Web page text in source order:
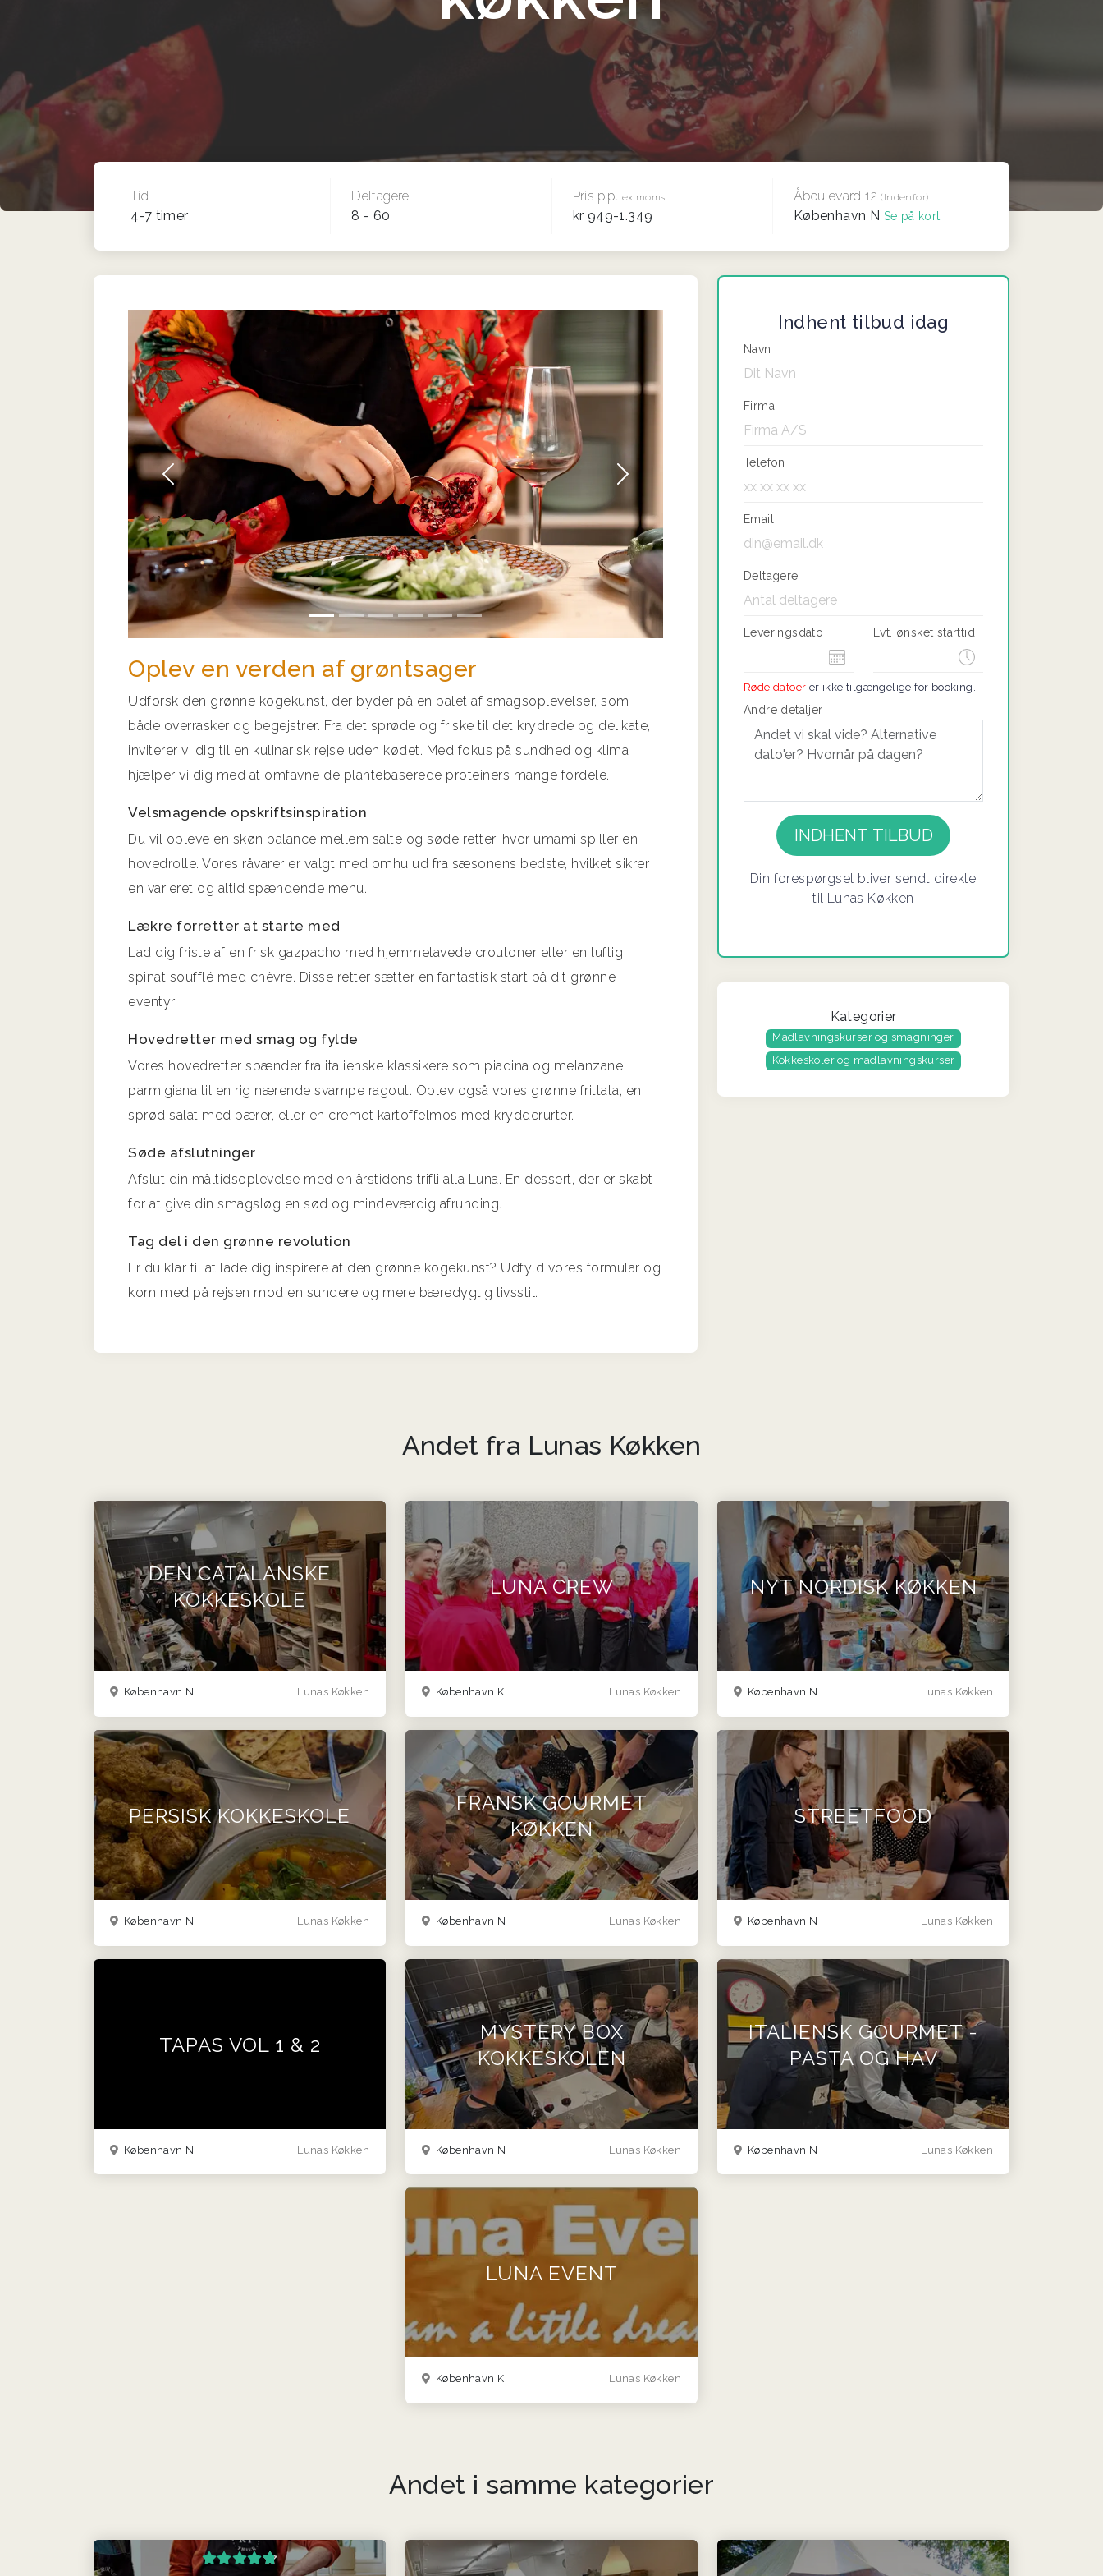
Tid
4-7 timer
Deltagere
8 - 60
Pris p.p. ex moms
kr 949-1.349
Åboulevard 12(Indenfor)
København N Se på kort
Forrige Næste
Oplev en verden af grøntsager
Udforsk den grønne kogekunst, der byder på en palet af smagsoplevelser, som
både overrasker og begejstrer. Fra det sprøde og friske til det krydrede og delikate,
inviterer vi dig til en kulinarisk rejse uden kødet. Med fokus på sundhed og klima
hjælper vi dig med at omfavne de plantebaserede proteiners mange fordele.
Velsmagende opskriftsinspiration
Du vil opleve en skøn balance mellem salte og søde retter, hvor umami spiller en
hovedrolle. Vores råvarer er valgt med omhu ud fra sæsonens bedste, hvilket sikrer
en varieret og altid spændende menu.
Lækre forretter at starte med
Lad dig friste af en frisk gazpacho med hjemmelavede croutoner eller en luftig
spinat soufflé med chèvre. Disse retter sætter en fantastisk start på dit grønne
eventyr.
Hovedretter med smag og fylde
Vores hovedretter spænder fra italienske klassikere som piadina og melanzane
parmigiana til en rig nærende svampe ragout. Oplev også vores grønne frittata, en
sprød salat med pærer, eller en cremet kartoffelmos med krydderurter.
Søde afslutninger
Afslut din måltidsoplevelse med en årstidens trifli alla Luna. En dessert, der er skabt
for at give din smagsløg en sød og mindeværdig afrunding.
Tag del i den grønne revolution
Er du klar til at lade dig inspirere af den grønne kogekunst? Udfyld vores formular og
kom med på rejsen mod en sundere og mere bæredygtig livsstil.
Indhent tilbud idag
Navn
Firma
Telefon
Email
Deltagere
Leveringsdato Evt. ønsket starttid
Røde datoer er ikke tilgængelige for booking.
Andre detaljer
Din forespørgsel bliver sendt direkte
til Lunas Køkken
Kategorier
Madlavningskurser og smagninger
Kokkeskoler og madlavningskurser
Andet fra Lunas Køkken
DEN CATALANSKE
KOKKESKOLE
Lunas Køkken
København N
LUNA CREW
Lunas Køkken
København K
NYT NORDISK KØKKEN
Lunas Køkken
København N
PERSISK KOKKESKOLE
Lunas Køkken
København N
FRANSK GOURMET
KØKKEN
Lunas Køkken
København N
STREETFOOD
Lunas Køkken
København N
TAPAS VOL 1 & 2
Lunas Køkken
København N
MYSTERY BOX
KOKKESKOLEN
Lunas Køkken
København N
ITALIENSK GOURMET -
PASTA OG HAV
Lunas Køkken
København N
LUNA EVENT
Lunas Køkken
København K
Andet i samme kategorier